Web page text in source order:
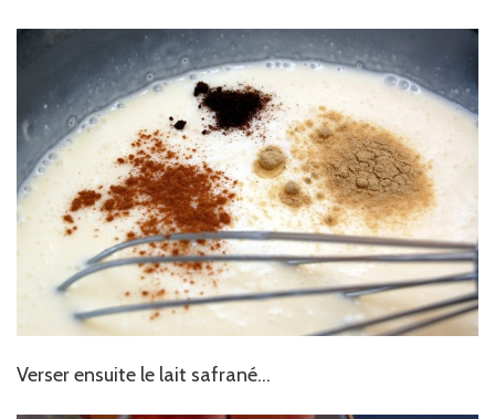
Verser ensuite le lait safrané…